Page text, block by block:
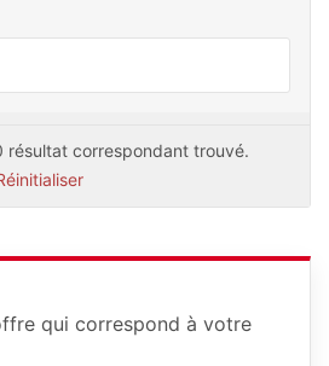
résultat correspondant trouvé.
qui correspond à votre